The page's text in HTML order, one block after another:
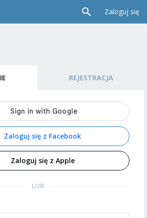
Zaloguj się
REJESTRACJA
Zaloguj się z Facebook
Zaloguj się z Apple
LUB